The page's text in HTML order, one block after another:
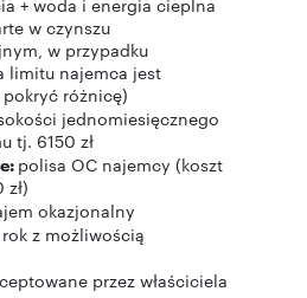
+ woda i energia cieplna
w czynszu
w przypadku
limitu najemca jest
różnicę)
jednomiesięcznego
tj. 6150 zł
polisa OC najemcy (koszt
zł)
okazjonalny
rok z możliwością
przez właściciela